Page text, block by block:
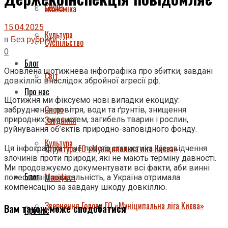
Спорт
Культура
Блог
Про нас
Завдання
Структура ГО «Муніципальна ліга Києва»
Маніфест
Звернення Голови ГО «Муніципальна ліга Києва»
Економіка
Суспільство
Світ
Спорт
Культура
Блог
Про нас
15.04.2025
в Без рубрики
0
Оновлена щотижнева інфографіка про збитки, завдані
довкіллю внаслідок збройної агресії рф.
Щотижня ми фіксуємо нові випадки екоциду:
забруднення повітря, води та ґрунтів, знищення
природних екосистем, загибель тварин і рослин,
руйнування об’єктів природно-заповідного фонду.
Ця інфографіка — не просто статистика. Це свідчення
злочинів проти природи, які не мають терміну давності.
Ми продовжуємо документувати всі факти, аби винні
понесли відповідальність, а Україна отримала
компенсацію за завдану шкоду довкіллю.
Вам також може сподобатися